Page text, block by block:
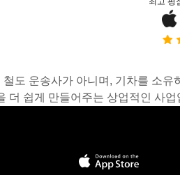
도 운송사가 아니며, 기차를 소
더 쉽게 만들어주는 상업적인 사업